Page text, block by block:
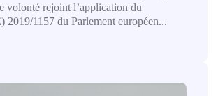
volonté rejoint l’application du
2019/1157 du Parlement européen...